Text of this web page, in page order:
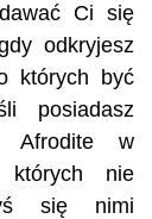
Ci się
odkryjesz
których być
posiadasz
Afrodite w
których nie
się nimi